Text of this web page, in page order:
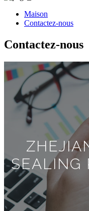
Maison
Contactez-nous
Contactez-nous
SEALING